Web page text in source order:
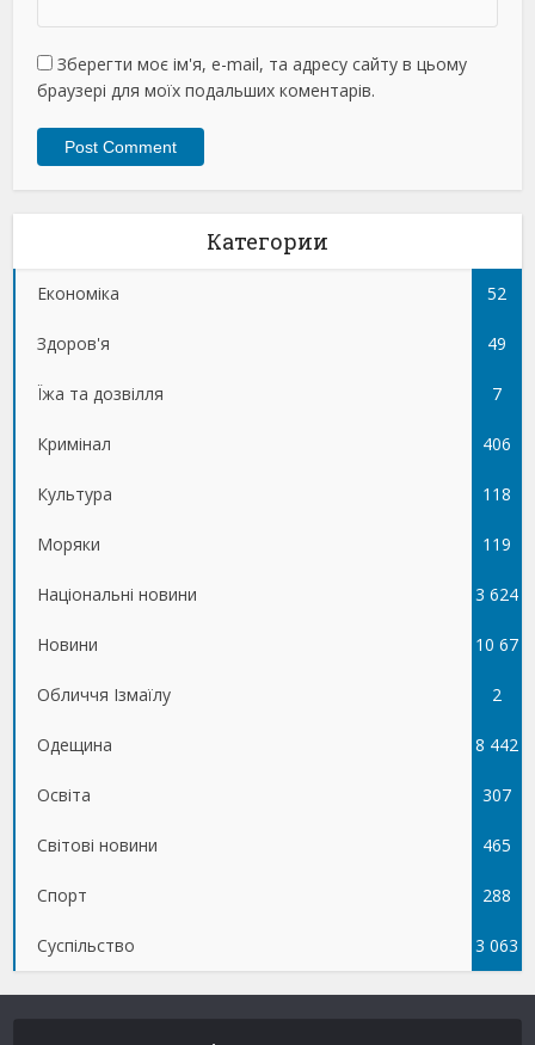
Зберегти моє ім'я, e-mail, та адресу сайту в цьому
браузері для моїх подальших коментарів.
Категории
Економіка 52
Здоров'я 49
Їжа та дозвілля 7
Кримінал 406
Культура 118
Моряки 119
Національні новини 3 624
Новини 10 67
5
Обличчя Ізмаїлу 2
Одещина 8 442
Освіта 307
Світові новини 465
Спорт 288
Суспільство 3 063